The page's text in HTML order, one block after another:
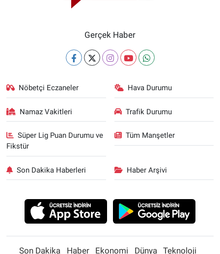
Gerçek Haber
Nöbetçi Eczaneler Hava Durumu
Namaz Vakitleri Trafik Durumu
Süper Lig Puan Durumu ve
Fikstür
Tüm Manşetler
Son Dakika Haberleri Haber Arşivi
Son Dakika Haber Ekonomi Dünya Teknoloji